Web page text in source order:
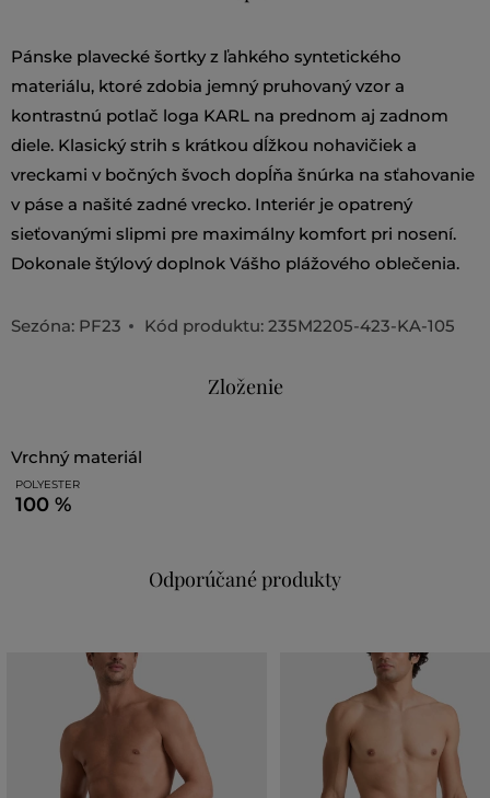
Pánske plavecké šortky z ľahkého syntetického
materiálu, ktoré zdobia jemný pruhovaný vzor a
kontrastnú potlač loga KARL na prednom aj zadnom
diele. Klasický strih s krátkou dĺžkou nohavičiek a
vreckami v bočných švoch dopĺňa šnúrka na sťahovanie
v páse a našité zadné vrecko. Interiér je opatrený
sieťovanými slipmi pre maximálny komfort pri nosení.
Dokonale štýlový doplnok Vášho plážového oblečenia.
Sezóna: PF23 Kód produktu: 235M2205-423-KA-105
Zloženie
vrchný materiál
POLYESTER
100 %
Odporúčané produkty